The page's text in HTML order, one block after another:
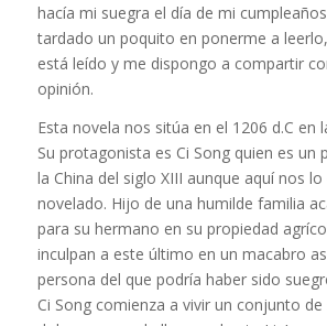
hacía mi suegra el día de mi
tardado un poquito en ponerme a
está leído y me dispongo a compartir
opinión.
Esta novela nos sitúa en el 1206 d.C en
Su protagonista es Ci Song quien es un
la China del siglo XIII aunque aquí nos
novelado. Hijo de una humilde familia
para su hermano en su propiedad
inculpan a este último en un macabro
persona del que podría haber sido
Ci Song comienza a vivir un conjunto